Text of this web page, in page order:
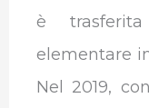
è
elementare
Nel 2019,